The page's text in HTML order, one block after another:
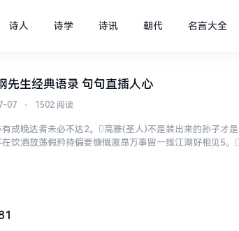
诗人 诗学 诗讯 朝代 名言大全
先生经典语录 句句直插人心
07 ⋅ 1502 阅读
成晚达者未必不达2。高雅(圣人)不是装出来的孙子才
饮酒放荡假矜持偏要慷慨激昂万事留一线江湖好相见5